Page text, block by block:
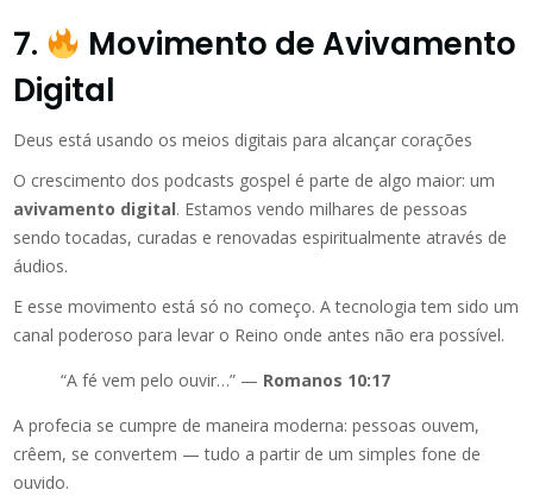
7.
Movimento de Avivamento
Digital
Deus está usando os meios digitais para alcançar corações
O crescimento dos podcasts gospel é parte de algo maior: um
avivamento digital. Estamos vendo milhares de pessoas
sendo tocadas, curadas e renovadas espiritualmente através de
áudios.
E esse movimento está só no começo. A tecnologia tem sido um
canal poderoso para levar o Reino onde antes não era possível.
“A fé vem pelo ouvir…” — Romanos 10:17
A profecia se cumpre de maneira moderna: pessoas ouvem,
crêem, se convertem — tudo a partir de um simples fone de
ouvido.